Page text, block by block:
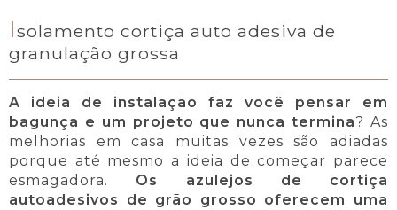
Isolamento cortiça auto adesiva de
granulação grossa
A ideia de instalação faz você pensar em
bagunça e um projeto que nunca termina? As
melhorias em casa muitas vezes são adiadas
porque até mesmo a ideia de começar parece
esmagadora. Os azulejos de cortiça
autoadesivos de grão grosso oferecem uma